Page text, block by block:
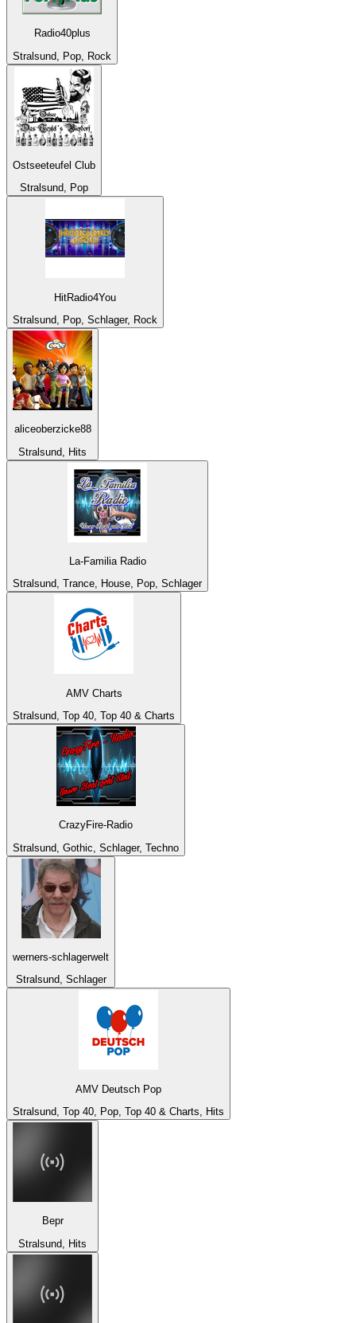
Radio40plus
Stralsund, Pop, Rock
Ostseeteufel Club
Stralsund, Pop
HitRadio4You
Stralsund, Pop, Schlager, Rock
aliceoberzicke88
Stralsund, Hits
La-Familia Radio
Stralsund, Trance, House, Pop, Schlager
AMV Charts
Stralsund, Top 40, Top 40 & Charts
CrazyFire-Radio
Stralsund, Gothic, Schlager, Techno
werners-schlagerwelt
Stralsund, Schlager
AMV Deutsch Pop
Stralsund, Top 40, Pop, Top 40 & Charts, Hits
Bepr
Stralsund, Hits